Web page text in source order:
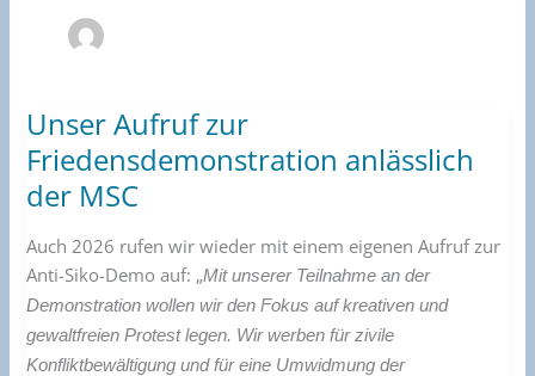
Unser Aufruf zur
Friedensdemonstration anlässlich
der MSC
Auch 2026 rufen wir wieder mit einem eigenen Aufruf zur
Anti-Siko-Demo auf: „Mit unserer Teilnahme an der
Demonstration wollen wir den Fokus auf kreativen und
gewaltfreien Protest legen. Wir werben für zivile
Konfliktbewältigung und für eine Umwidmung der
Unser
Aufruf
zur
Friedensdemonstration
anlässlich